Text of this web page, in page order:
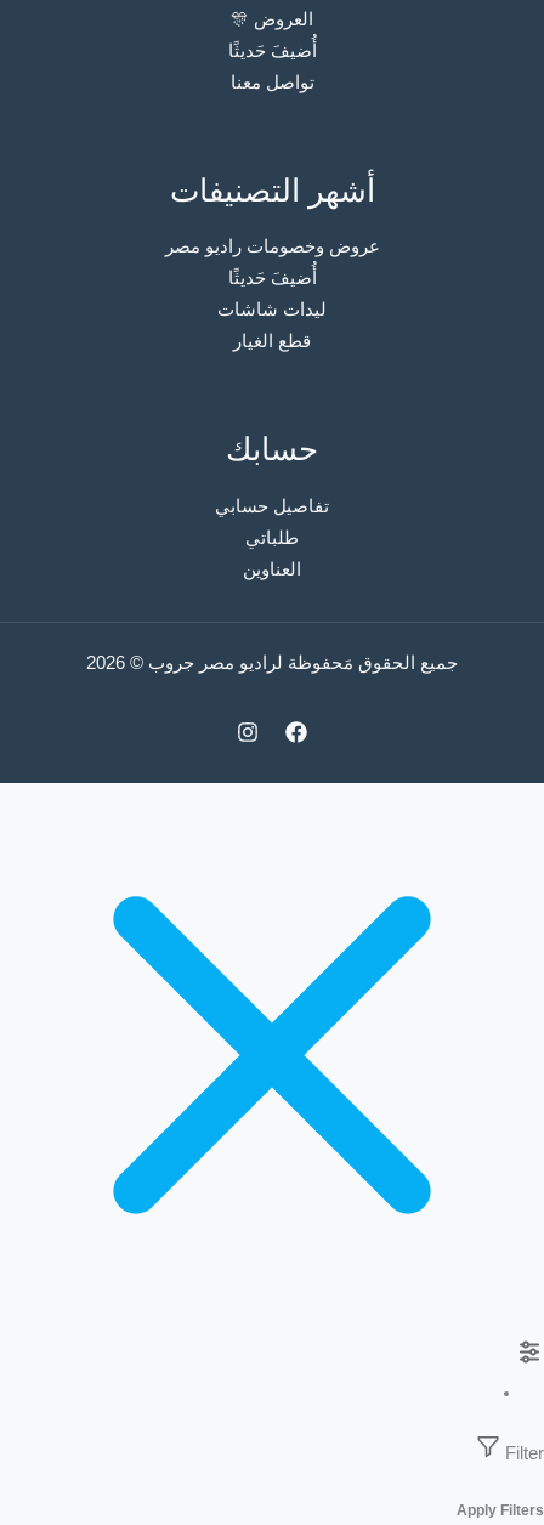
العروض 🎊
أُضيفَ حَديثًا
تواصل معنا
أشهر التصنيفات
عروض وخصومات راديو مصر
أُضيفَ حَديثًا
ليدات شاشات
قطع الغيار
حسابك
تفاصيل حسابي
طلباتي
العناوين
جميع الحقوق مَحفوظة لراديو مصر جروب © 2026
Filter
Apply Filters